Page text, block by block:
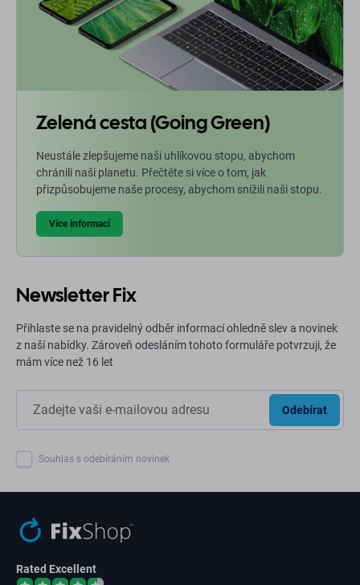
Zelená cesta (Going Green)
Neustále zlepšujeme naši uhlíkovou stopu, abychom
chránili naši planetu. Přečtěte si více o tom, jak
přizpůsobujeme naše procesy, abychom snížili naši stopu.
Více informací
Newsletter Fix
Přihlaste se na pravidelný odběr informací ohledně slev a novinek
z naší nabídky. Zároveň odesláním tohoto formuláře potvrzuji, že
mám více než 16 let
Odebírat
Souhlas s odebíráním novinek
Rated Excellent